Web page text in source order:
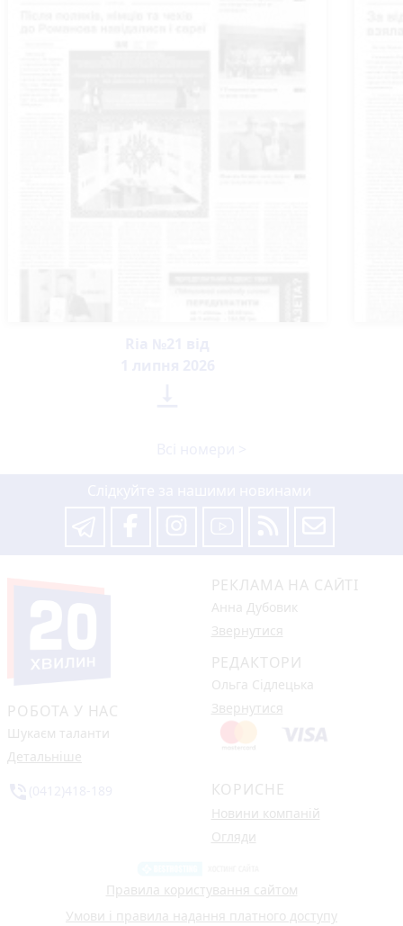
РОБОТА У НАС
Шукаєм таланти
Детальніше
РЕКЛАМА НА САЙТІ
Анна Дубовик
Звернутися
РЕДАКТОРИ
Ольга Сідлецька
Звернутися
КОРИСНЕ
Новини компаній
Огляди
Правила користування сайтом
Умови і правила надання платного доступу